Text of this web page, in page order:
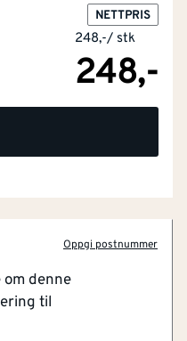
NETTPRIS
248,-/ stk
248,-
Oppgi postnummer
denne
til